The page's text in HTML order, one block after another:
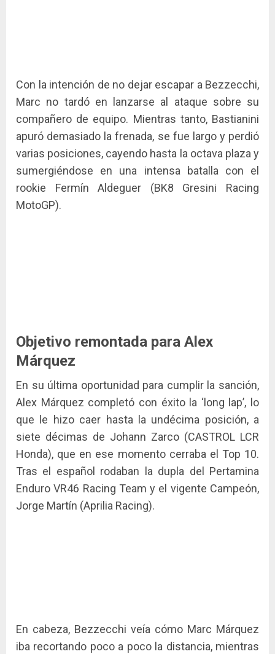
Con la intención de no dejar escapar a Bezzecchi,
Marc no tardó en lanzarse al ataque sobre su
compañero de equipo. Mientras tanto, Bastianini
apuró demasiado la frenada, se fue largo y perdió
varias posiciones, cayendo hasta la octava plaza y
sumergiéndose en una intensa batalla con el
rookie Fermín Aldeguer (BK8 Gresini Racing
MotoGP).
Objetivo remontada para Alex
Márquez
En su última oportunidad para cumplir la sanción,
Alex Márquez completó con éxito la ‘long lap’, lo
que le hizo caer hasta la undécima posición, a
siete décimas de Johann Zarco (CASTROL LCR
Honda), que en ese momento cerraba el Top 10.
Tras el español rodaban la dupla del Pertamina
Enduro VR46 Racing Team y el vigente Campeón,
Jorge Martín (Aprilia Racing).
En cabeza, Bezzecchi veía cómo Marc Márquez
iba recortando poco a poco la distancia, mientras